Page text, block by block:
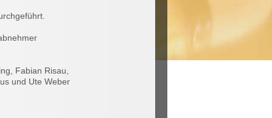
Fabian Risau,
und Ute Weber